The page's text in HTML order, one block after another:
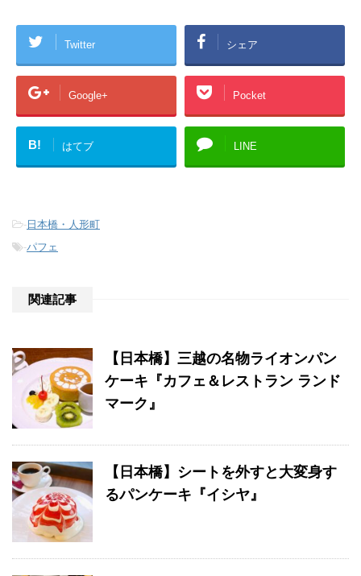
Twitter シェア
Google+ Pocket
B! はてブ LINE
- 日本橋・人形町
-パフェ
関連記事
【日本橋】三越の名物ライオンパン
ケーキ『カフェ＆レストラン ランド
マーク』
【日本橋】シートを外すと大変身す
るパンケーキ『イシヤ』